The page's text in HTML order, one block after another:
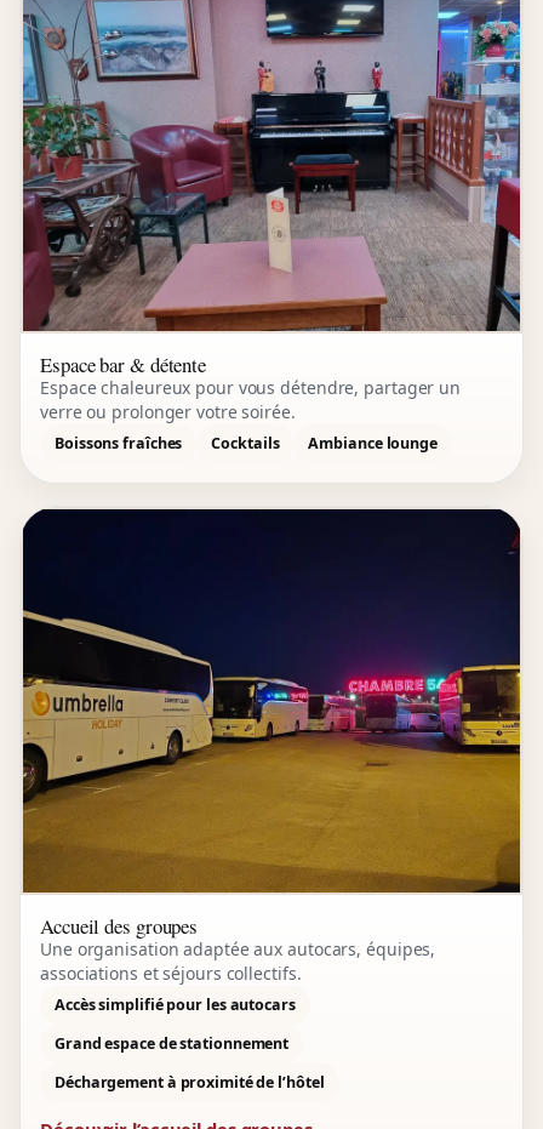
Espace bar & détente
Espace chaleureux pour vous détendre, partager un
verre ou prolonger votre soirée.
Boissons fraîches Cocktails Ambiance lounge
Accueil des groupes
Une organisation adaptée aux autocars, équipes,
associations et séjours collectifs.
Accès simplifié pour les autocars
Grand espace de stationnement
Déchargement à proximité de l’hôtel